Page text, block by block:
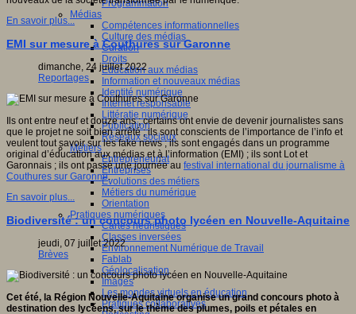
Programmation
Médias
Compétences informationnelles
Culture des médias
Curation
Droits
Education aux médias
Information et nouveaux médias
Identité numérique
Internet responsable
Littératie numérique
Publication
Réseaux sociaux
Métiers
Entrepreneuriat
Entreprises
Evolutions des métiers
Métiers du numérique
Orientation
Pratiques numériques
Cartes heuristiques
Classes inversées
Environnement Numérique de Travail
Fablab
Géolocalisation
Images
Les mondes virtuels en éducation
Pratiques collaboratives
En savoir plus...
EMI sur mesure à Couthures sur Garonne
dimanche, 24 juillet 2022
Reportages
Ils ont entre neuf et douze ans ; certains ont envie de devenir journalistes sans
que le projet ne soit bien arrêté ; ils sont conscients de l’importance de l’info et
veulent tout savoir sur les fake news ; ils sont engagés dans un programme
original d’éducation aux médias et à l’information (EMI) ; ils sont Lot et
Garonnais ; ils ont passé une journée au festival international du journalisme à
Couthures sur Garonne.
En savoir plus...
Biodiversité : un concours photo lycéen en Nouvelle-Aquitaine
jeudi, 07 juillet 2022
Brèves
Cet été, la Région Nouvelle-Aquitaine organise un grand concours photo à
destination des lycéens, sur le thème des plumes, poils et pétales en